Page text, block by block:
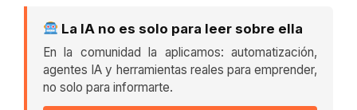
La IA no es solo para leer sobre ella
En la comunidad la aplicamos: automatización,
agentes IA y herramientas reales para emprender,
no solo para informarte.